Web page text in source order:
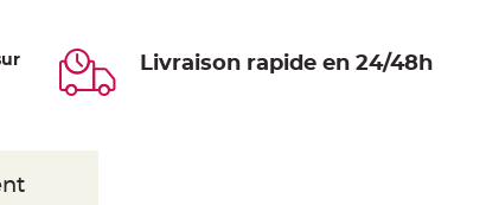
Livraison rapide en 24/48h